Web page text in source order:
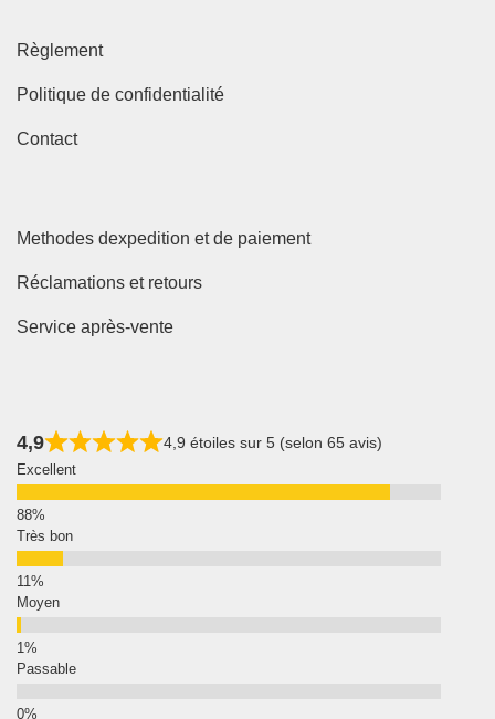
Règlement
Politique de confidentialité
Contact
Methodes dexpedition et de paiement
Réclamations et retours
Service après-vente
4,9 4,9 étoiles sur 5 (selon 65 avis)
Excellent
Très bon
Moyen
Passable